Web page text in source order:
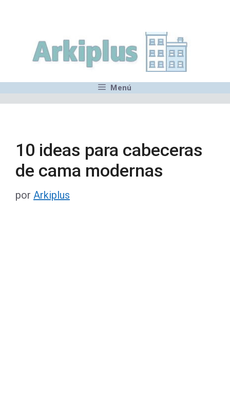
contenido
Menú
10 ideas para cabeceras
de cama modernas
por Arkiplus